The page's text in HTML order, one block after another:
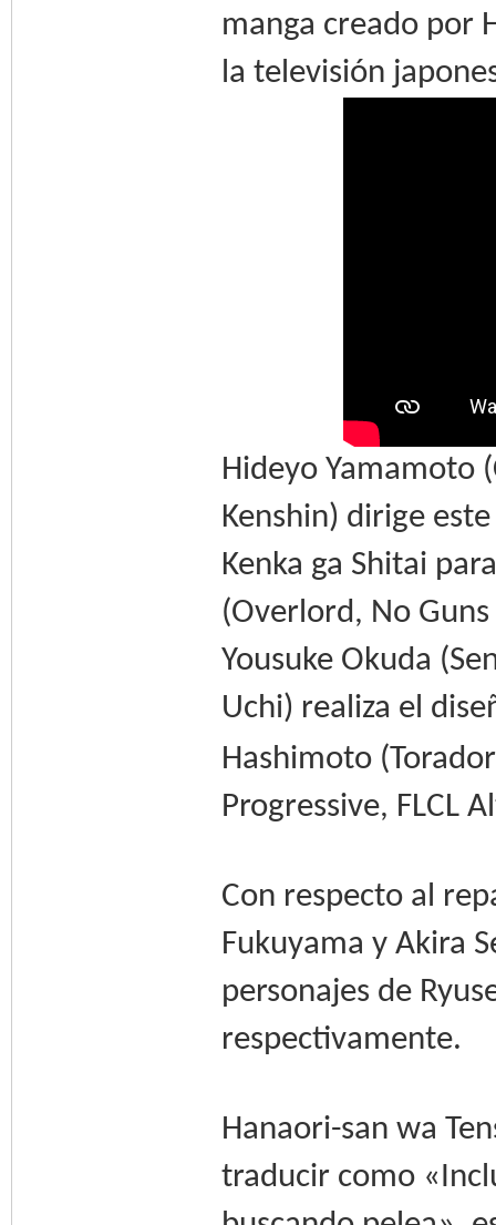
manga creado por
la televisión
Hideyo Yamamoto
Kenshin) dirige
Kenka ga Shitai
(Overlord, No
Yousuke Okuda
Uchi) realiza el
Hashimoto
Progressive, FLCL
Con respecto al
Fukuyama y Akira
personajes de
respectivamente.
Hanaori-san wa
traducir como